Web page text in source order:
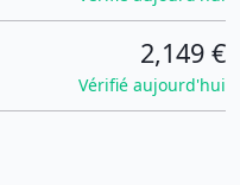
2,149 €
Vérifié aujourd'hui